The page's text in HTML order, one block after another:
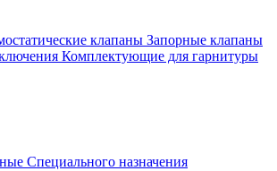
клапаны Запорные клапаны
Комплектующие для гарнитуры
Специального назначения